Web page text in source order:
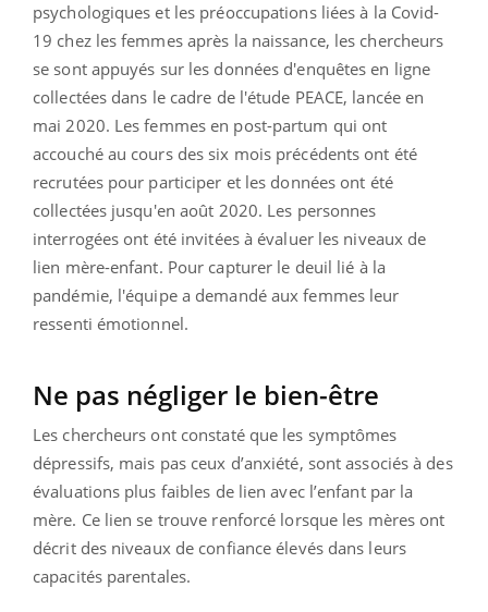
psychologiques et les préoccupations liées à la Covid-
19 chez les femmes après la naissance, les chercheurs
se sont appuyés sur les données d'enquêtes en ligne
collectées dans le cadre de l'étude PEACE, lancée en
mai 2020. Les femmes en post-partum qui ont
accouché au cours des six mois précédents ont été
recrutées pour participer et les données ont été
collectées jusqu'en août 2020. Les personnes
interrogées ont été invitées à évaluer les niveaux de
lien mère-enfant. Pour capturer le deuil lié à la
pandémie, l'équipe a demandé aux femmes leur
ressenti émotionnel.
Ne pas négliger le bien-être
Les chercheurs ont constaté que les symptômes
dépressifs, mais pas ceux d’anxiété, sont associés à des
évaluations plus faibles de lien avec l’enfant par la
mère. Ce lien se trouve renforcé lorsque les mères ont
décrit des niveaux de confiance élevés dans leurs
capacités parentales.